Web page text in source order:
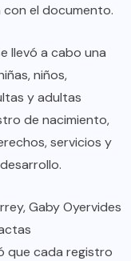
el documento.
llevó a cabo una
niños,
y adultas
de nacimiento,
servicios y
Gaby Oyervides
que cada registro